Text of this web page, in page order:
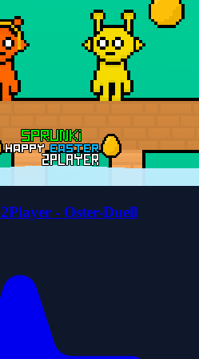
- Oster-Duell